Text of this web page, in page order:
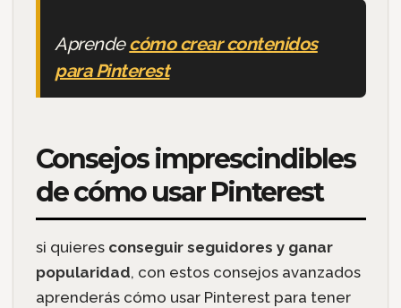
Aprendecómo crear contenidos
para Pinterest
Consejos imprescindibles
de cómo usar Pinterest
si quieres conseguir seguidores y ganar
popularidad, con estos consejos avanzados
aprenderás cómo usar Pinterest para tener